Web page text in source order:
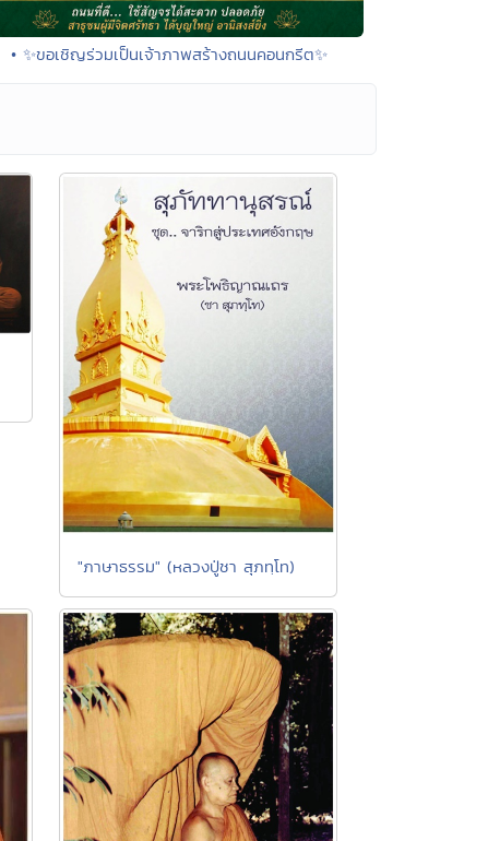
• ✨ขอเชิญร่วมเป็นเจ้าภาพสร้างถนนคอนกรีต✨
"ภาษาธรรม" (หลวงปู่ชา สุภทฺโท)